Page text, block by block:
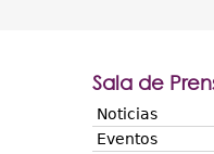
Sala de
Noticias
Eventos